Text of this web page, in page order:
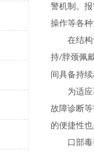
警机制。
操作等各
在结
持/脖颈佩
间具备持
为适
故障诊断
的便捷性
口部